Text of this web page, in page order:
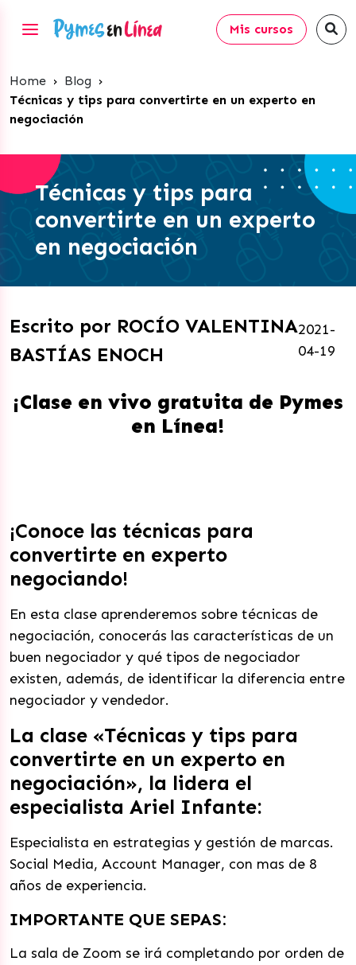
Mis cursos
Home › Blog ›
Técnicas y tips para convertirte en un experto en
negociación
Técnicas y tips para
convertirte en un experto
en negociación
Escrito por ROCÍO VALENTINA
BASTÍAS ENOCH
2021-
04-19
¡Clase en vivo gratuita de Pymes
en Línea!
¡Conoce las técnicas para
convertirte en experto
negociando!
En esta clase aprenderemos sobre técnicas de
negociación, conocerás las características de un
buen negociador y qué tipos de negociador
existen, además, de identificar la diferencia entre
negociador y vendedor.
La clase «Técnicas y tips para
convertirte en un experto en
negociación», la lidera el
especialista Ariel Infante:
Especialista en estrategias y gestión de marcas.
Social Media, Account Manager, con mas de 8
años de experiencia.
IMPORTANTE QUE SEPAS:
La sala de Zoom se irá completando por orden de